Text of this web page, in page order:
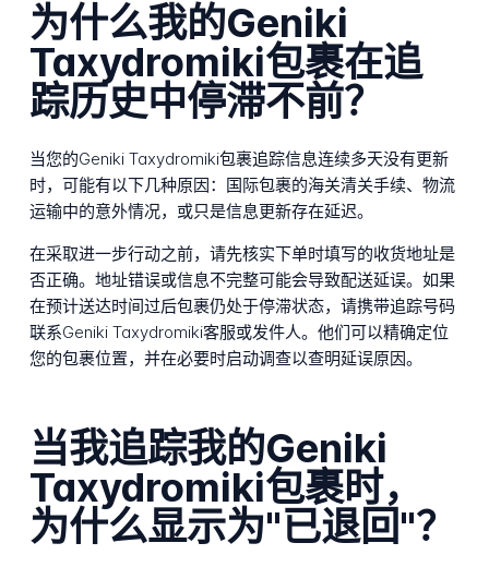
为什么我的Geniki
Taxydromiki包裹在追
踪历史中停滞不前？
当您的Geniki Taxydromiki包裹追踪信息连续多天没有更新
时，可能有以下几种原因：国际包裹的海关清关手续、物流
运输中的意外情况，或只是信息更新存在延迟。
在采取进一步行动之前，请先核实下单时填写的收货地址是
否正确。地址错误或信息不完整可能会导致配送延误。如果
在预计送达时间过后包裹仍处于停滞状态，请携带追踪号码
联系Geniki Taxydromiki客服或发件人。他们可以精确定位
您的包裹位置，并在必要时启动调查以查明延误原因。
当我追踪我的Geniki
Taxydromiki包裹时，
为什么显示为"已退回"？